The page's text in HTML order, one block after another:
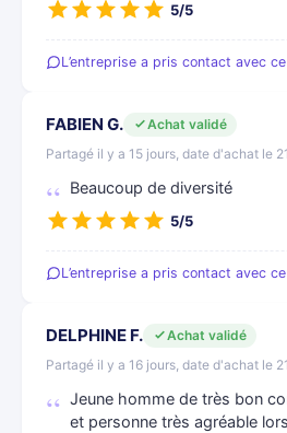
5/5
L’entreprise a pris contact avec
FABIEN G.
Achat validé
Partagé il y a 15 jours, date d'achat le
Beaucoup de diversité
5/5
L’entreprise a pris contact avec
DELPHINE F.
Achat validé
Partagé il y a 16 jours, date d'achat le
Jeune homme de très bon
et personne très agréable